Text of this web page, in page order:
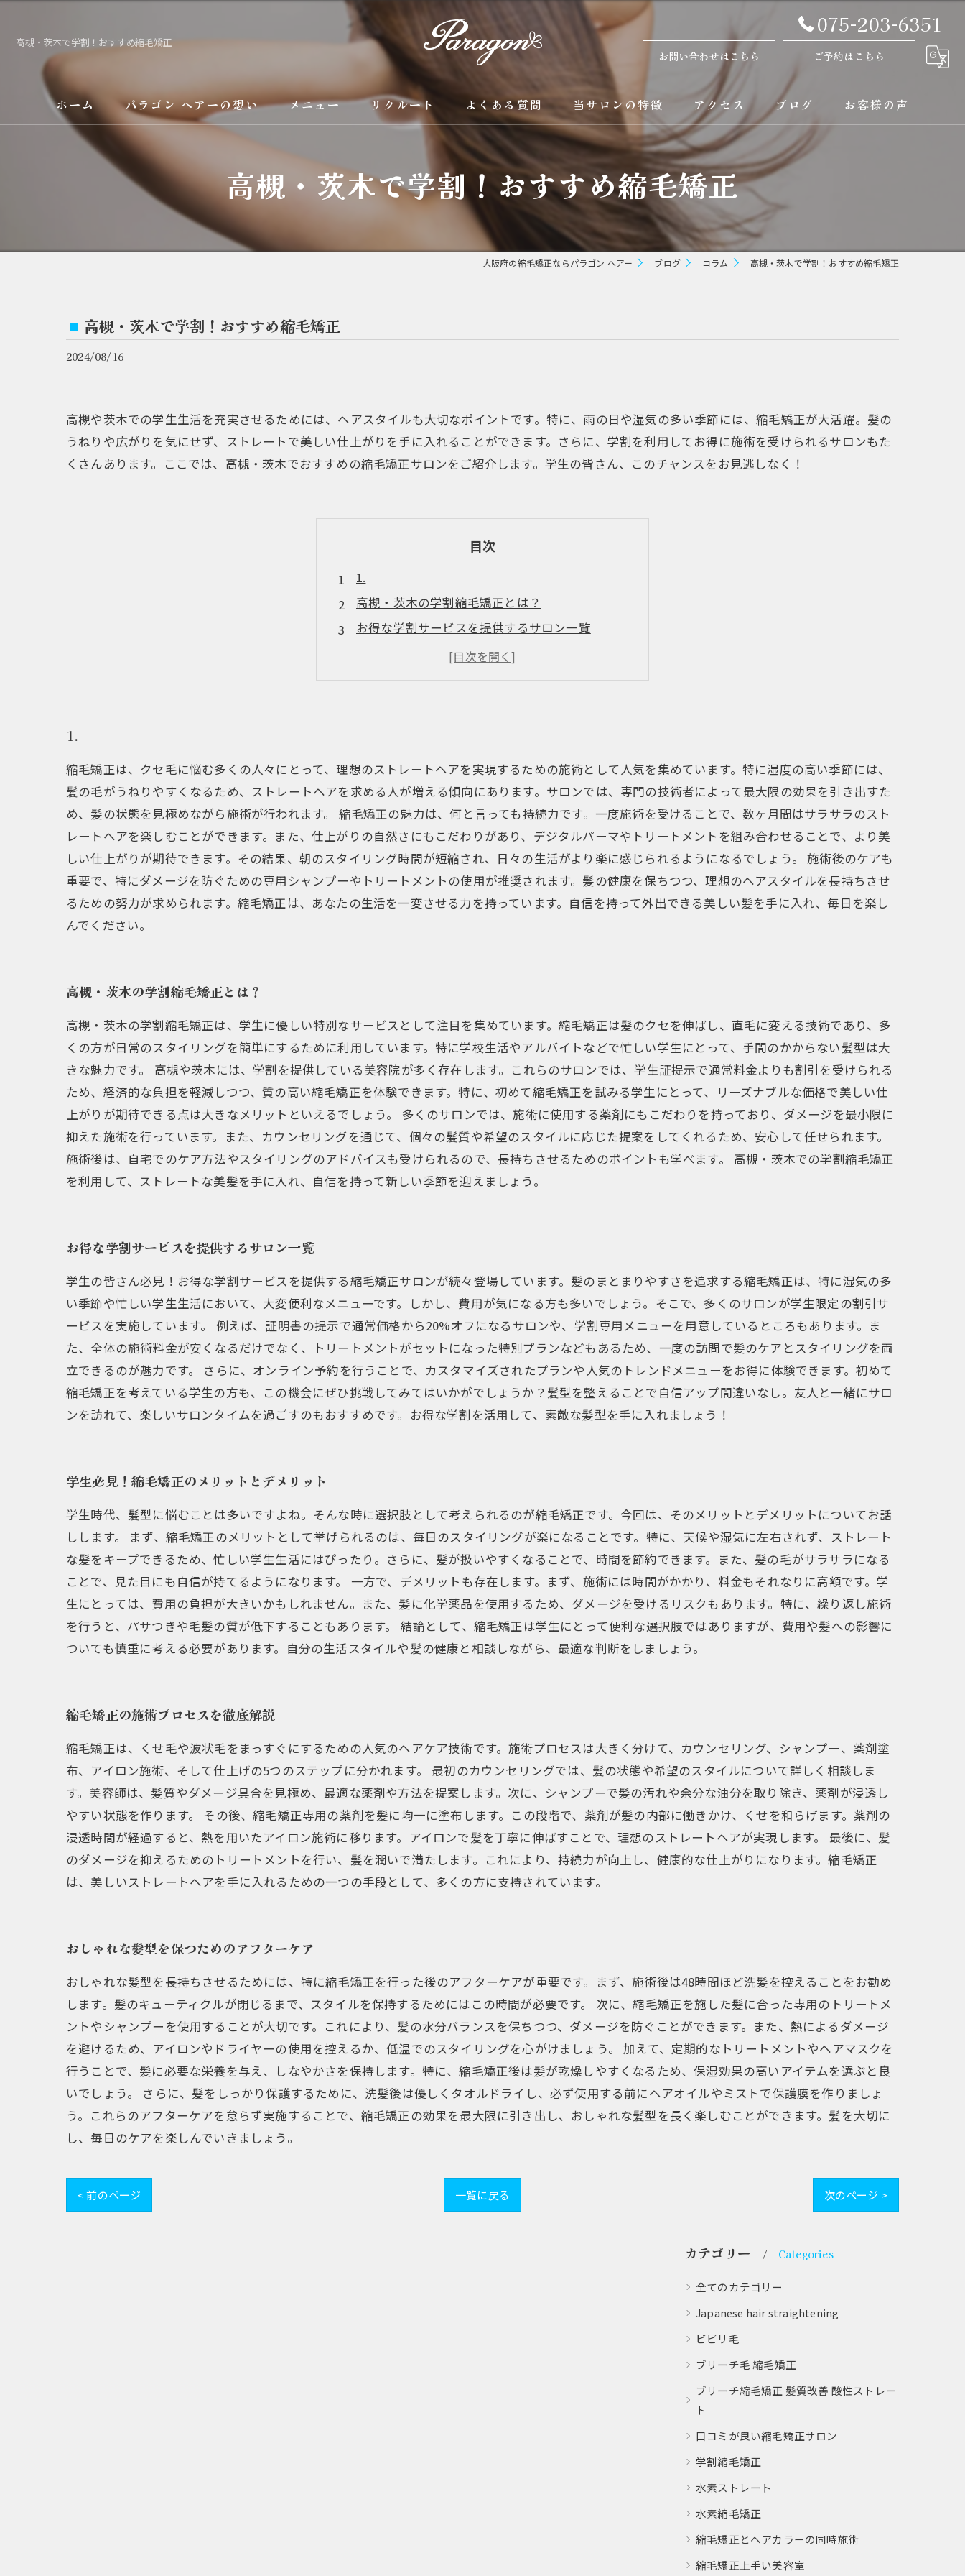
高槻・茨木で学割！おすすめ縮毛矯正
075-203-6351
お問い合わせはこちら ご予約はこちら
ホーム パラゴン ヘアーの想い
サービス
メニュー リクルート よくある質問 当サロンの特徴
京都の縮毛矯正
カラー
トリートメント
ブリーチ縮毛矯正
アクセス ブログ
コラム
お客様の声
高槻・茨木で学割！おすすめ縮毛矯正
大阪府の縮毛矯正ならパラゴン ヘアー ブログ コラム 高槻・茨木で学割！おすすめ縮毛矯正
高槻・茨木で学割！おすすめ縮毛矯正
2024/08/16
高槻や茨木での学生生活を充実させるためには、ヘアスタイルも大切なポイントです。特に、雨の日や湿気の多い季節には、縮毛矯正が大活躍。髪の
うねりや広がりを気にせず、ストレートで美しい仕上がりを手に入れることができます。さらに、学割を利用してお得に施術を受けられるサロンもた
くさんあります。ここでは、高槻・茨木でおすすめの縮毛矯正サロンをご紹介します。学生の皆さん、このチャンスをお見逃しなく！
目次
1.
高槻・茨木の学割縮毛矯正とは？
お得な学割サービスを提供するサロン一覧
学生必見！縮毛矯正のメリットとデメリット
縮毛矯正の施術プロセスを徹底解説
1.
縮毛矯正は、クセ毛に悩む多くの人々にとって、理想のストレートヘアを実現するための施術として人気を集めています。特に湿度の高い季節には、
髪の毛がうねりやすくなるため、ストレートヘアを求める人が増える傾向にあります。サロンでは、専門の技術者によって最大限の効果を引き出すた
め、髪の状態を見極めながら施術が行われます。 縮毛矯正の魅力は、何と言っても持続力です。一度施術を受けることで、数ヶ月間はサラサラのスト
レートヘアを楽しむことができます。また、仕上がりの自然さにもこだわりがあり、デジタルパーマやトリートメントを組み合わせることで、より美
しい仕上がりが期待できます。その結果、朝のスタイリング時間が短縮され、日々の生活がより楽に感じられるようになるでしょう。 施術後のケアも
重要で、特にダメージを防ぐための専用シャンプーやトリートメントの使用が推奨されます。髪の健康を保ちつつ、理想のヘアスタイルを長持ちさせ
るための努力が求められます。縮毛矯正は、あなたの生活を一変させる力を持っています。自信を持って外出できる美しい髪を手に入れ、毎日を楽し
んでください。
高槻・茨木の学割縮毛矯正とは？
高槻・茨木の学割縮毛矯正は、学生に優しい特別なサービスとして注目を集めています。縮毛矯正は髪のクセを伸ばし、直毛に変える技術であり、多
くの方が日常のスタイリングを簡単にするために利用しています。特に学校生活やアルバイトなどで忙しい学生にとって、手間のかからない髪型は大
きな魅力です。 高槻や茨木には、学割を提供している美容院が多く存在します。これらのサロンでは、学生証提示で通常料金よりも割引を受けられる
ため、経済的な負担を軽減しつつ、質の高い縮毛矯正を体験できます。特に、初めて縮毛矯正を試みる学生にとって、リーズナブルな価格で美しい仕
上がりが期待できる点は大きなメリットといえるでしょう。 多くのサロンでは、施術に使用する薬剤にもこだわりを持っており、ダメージを最小限に
抑えた施術を行っています。また、カウンセリングを通じて、個々の髪質や希望のスタイルに応じた提案をしてくれるため、安心して任せられます。
施術後は、自宅でのケア方法やスタイリングのアドバイスも受けられるので、長持ちさせるためのポイントも学べます。 高槻・茨木での学割縮毛矯正
を利用して、ストレートな美髪を手に入れ、自信を持って新しい季節を迎えましょう。
お得な学割サービスを提供するサロン一覧
学生の皆さん必見！お得な学割サービスを提供する縮毛矯正サロンが続々登場しています。髪のまとまりやすさを追求する縮毛矯正は、特に湿気の多
い季節や忙しい学生生活において、大変便利なメニューです。しかし、費用が気になる方も多いでしょう。そこで、多くのサロンが学生限定の割引サ
ービスを実施しています。 例えば、証明書の提示で通常価格から20%オフになるサロンや、学割専用メニューを用意しているところもあります。ま
た、全体の施術料金が安くなるだけでなく、トリートメントがセットになった特別プランなどもあるため、一度の訪問で髪のケアとスタイリングを両
立できるのが魅力です。 さらに、オンライン予約を行うことで、カスタマイズされたプランや人気のトレンドメニューをお得に体験できます。初めて
縮毛矯正を考えている学生の方も、この機会にぜひ挑戦してみてはいかがでしょうか？髪型を整えることで自信アップ間違いなし。友人と一緒にサロ
ンを訪れて、楽しいサロンタイムを過ごすのもおすすめです。お得な学割を活用して、素敵な髪型を手に入れましょう！
学生必見！縮毛矯正のメリットとデメリット
学生時代、髪型に悩むことは多いですよね。そんな時に選択肢として考えられるのが縮毛矯正です。今回は、そのメリットとデメリットについてお話
しします。 まず、縮毛矯正のメリットとして挙げられるのは、毎日のスタイリングが楽になることです。特に、天候や湿気に左右されず、ストレート
な髪をキープできるため、忙しい学生生活にはぴったり。さらに、髪が扱いやすくなることで、時間を節約できます。また、髪の毛がサラサラになる
ことで、見た目にも自信が持てるようになります。 一方で、デメリットも存在します。まず、施術には時間がかかり、料金もそれなりに高額です。学
生にとっては、費用の負担が大きいかもしれません。また、髪に化学薬品を使用するため、ダメージを受けるリスクもあります。特に、繰り返し施術
を行うと、パサつきや毛髪の質が低下することもあります。 結論として、縮毛矯正は学生にとって便利な選択肢ではありますが、費用や髪への影響に
ついても慎重に考える必要があります。自分の生活スタイルや髪の健康と相談しながら、最適な判断をしましょう。
縮毛矯正の施術プロセスを徹底解説
縮毛矯正は、くせ毛や波状毛をまっすぐにするための人気のヘアケア技術です。施術プロセスは大きく分けて、カウンセリング、シャンプー、薬剤塗
布、アイロン施術、そして仕上げの5つのステップに分かれます。 最初のカウンセリングでは、髪の状態や希望のスタイルについて詳しく相談しま
す。美容師は、髪質やダメージ具合を見極め、最適な薬剤や方法を提案します。次に、シャンプーで髪の汚れや余分な油分を取り除き、薬剤が浸透し
やすい状態を作ります。 その後、縮毛矯正専用の薬剤を髪に均一に塗布します。この段階で、薬剤が髪の内部に働きかけ、くせを和らげます。薬剤の
浸透時間が経過すると、熱を用いたアイロン施術に移ります。アイロンで髪を丁寧に伸ばすことで、理想のストレートヘアが実現します。 最後に、髪
のダメージを抑えるためのトリートメントを行い、髪を潤いで満たします。これにより、持続力が向上し、健康的な仕上がりになります。縮毛矯正
は、美しいストレートヘアを手に入れるための一つの手段として、多くの方に支持されています。
おしゃれな髪型を保つためのアフターケア
おしゃれな髪型を長持ちさせるためには、特に縮毛矯正を行った後のアフターケアが重要です。まず、施術後は48時間ほど洗髪を控えることをお勧め
します。髪のキューティクルが閉じるまで、スタイルを保持するためにはこの時間が必要です。 次に、縮毛矯正を施した髪に合った専用のトリートメ
ントやシャンプーを使用することが大切です。これにより、髪の水分バランスを保ちつつ、ダメージを防ぐことができます。また、熱によるダメージ
を避けるため、アイロンやドライヤーの使用を控えるか、低温でのスタイリングを心がけましょう。 加えて、定期的なトリートメントやヘアマスクを
行うことで、髪に必要な栄養を与え、しなやかさを保持します。特に、縮毛矯正後は髪が乾燥しやすくなるため、保湿効果の高いアイテムを選ぶと良
いでしょう。 さらに、髪をしっかり保護するために、洗髪後は優しくタオルドライし、必ず使用する前にヘアオイルやミストで保護膜を作りましょ
う。これらのアフターケアを怠らず実施することで、縮毛矯正の効果を最大限に引き出し、おしゃれな髪型を長く楽しむことができます。髪を大切に
し、毎日のケアを楽しんでいきましょう。
< 前のページ 一覧に戻る 次のページ >
カテゴリー Categories
全てのカテゴリー
Japanese hair straightening
ビビリ毛
ブリーチ毛 縮毛矯正
ブリーチ縮毛矯正 髪質改善 酸性ストレー
ト
口コミが良い縮毛矯正サロン
学割縮毛矯正
水素ストレート
水素縮毛矯正
縮毛矯正とヘアカラーの同時施術
縮毛矯正上手い美容室